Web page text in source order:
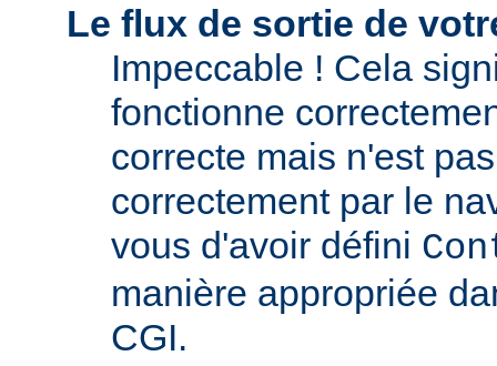
Le flux de sortie de
Impeccable ! Cela
fonctionne
correcte mais n'est
correctement par le
vous d'avoir défini
manière appropriée
CGI.